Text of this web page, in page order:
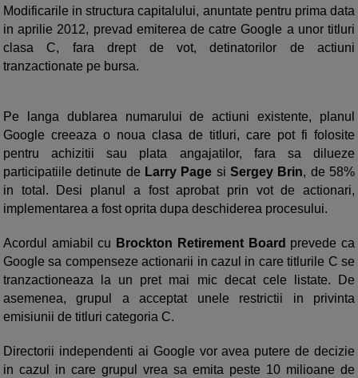
Modificarile in structura capitalului, anuntate pentru prima data
in aprilie 2012, prevad emiterea de catre Google a unor titluri
clasa C, fara drept de vot, detinatorilor de actiuni
tranzactionate pe bursa.
Pe langa dublarea numarului de actiuni existente, planul
Google creeaza o noua clasa de titluri, care pot fi folosite
pentru achizitii sau plata angajatilor, fara sa dilueze
participatiile detinute de Larry Page siSergey Brin, de 58%
in total. Desi planul a fost aprobat prin vot de actionari,
implementarea a fost oprita dupa deschiderea procesului.
Acordul amiabil cu Brockton Retirement Board prevede ca
Google sa compenseze actionarii in cazul in care titlurile C se
tranzactioneaza la un pret mai mic decat cele listate. De
asemenea, grupul a acceptat unele restrictii in privinta
emisiunii de titluri categoria C.
Directorii independenti ai Google vor avea putere de decizie
in cazul in care grupul vrea sa emita peste 10 milioane de